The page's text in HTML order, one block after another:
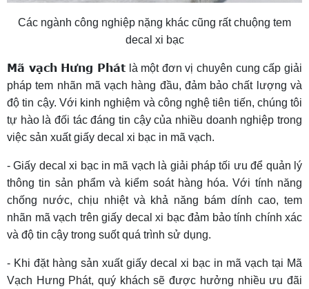
Các ngành công nghiệp nặng khác cũng rất chuộng tem
decal xi bạc
Mã vạch Hưng Phátlà một đơn vị chuyên cung cấp giải
pháp tem nhãn mã vạch hàng đầu, đảm bảo chất lượng và
độ tin cậy. Với kinh nghiệm và công nghệ tiên tiến, chúng tôi
tự hào là đối tác đáng tin cậy của nhiều doanh nghiệp trong
việc sản xuất giấy decal xi bạc in mã vạch.
- Giấy decal xi bạc in mã vạch là giải pháp tối ưu để quản lý
thông tin sản phẩm và kiểm soát hàng hóa. Với tính năng
chống nước, chịu nhiệt và khả năng bám dính cao, tem
nhãn mã vạch trên giấy decal xi bạc đảm bảo tính chính xác
và độ tin cậy trong suốt quá trình sử dụng.
- Khi đặt hàng sản xuất giấy decal xi bạc in mã vạch tại Mã
Vạch Hưng Phát, quý khách sẽ được hưởng nhiều ưu đãi